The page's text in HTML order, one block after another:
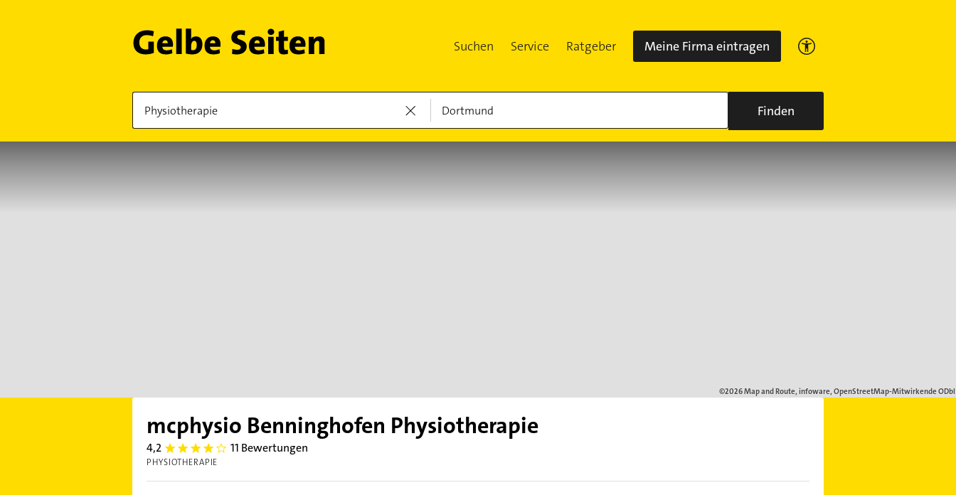
Suchen Service Ratgeber Meine Firma eintragen
Finden
mcphysio Benninghofen Physiotherapie
4,2 4.2000003 11 Bewertungen
PHYSIOTHERAPIE